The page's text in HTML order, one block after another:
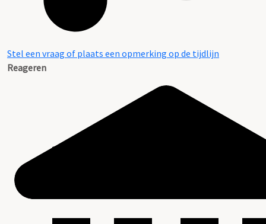
Stel een vraag of plaats een opmerking op de tijdlijn
Reageren